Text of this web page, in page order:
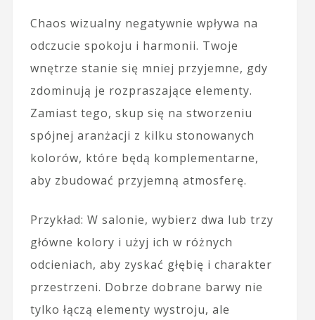
Chaos wizualny negatywnie wpływa na
odczucie spokoju i harmonii. Twoje
wnętrze stanie się mniej przyjemne, gdy
zdominują je rozpraszające elementy.
Zamiast tego, skup się na stworzeniu
spójnej aranżacji z kilku stonowanych
kolorów, które będą komplementarne,
aby zbudować przyjemną atmosferę.
Przykład: W salonie, wybierz dwa lub trzy
główne kolory i użyj ich w różnych
odcieniach, aby zyskać głębię i charakter
przestrzeni. Dobrze dobrane barwy nie
tylko łączą elementy wystroju, ale